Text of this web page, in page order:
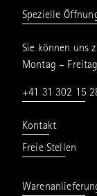
Spezielle
Sie können uns
Montag –
+41 31 302 15
Kontakt
Freie Stellen